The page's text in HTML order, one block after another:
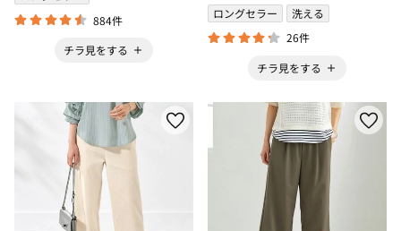
884件
チラ見をする
ロングセラー
洗える
26件
チラ見をする